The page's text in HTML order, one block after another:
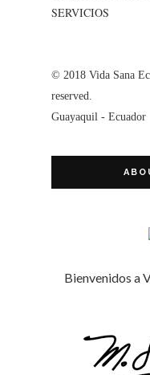
SERVICIOS
© 2018 Vida Sana
reserved.
Guayaquil - Ecuador
Bienvenidos a